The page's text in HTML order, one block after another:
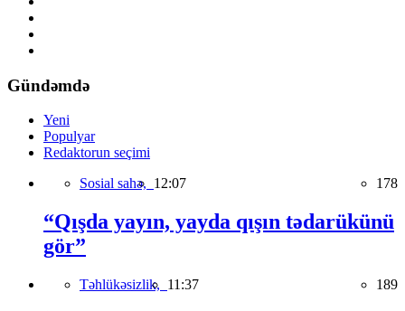
Gündəmdə
Yeni
Populyar
Redaktorun seçimi
Sosial sahə, 12:07 178
“Qışda yayın, yayda qışın tədarükünü
gör”
Təhlükəsizlik, 11:37 189